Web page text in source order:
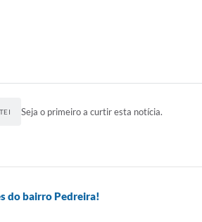
Seja o primeiro a curtir esta notícia.
do bairro Pedreira!